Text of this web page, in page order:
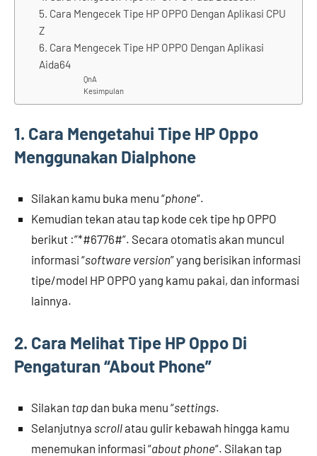
5. Cara Mengecek Tipe HP OPPO Dengan Aplikasi CPU
Z
6. Cara Mengecek Tipe HP OPPO Dengan Aplikasi
Aida64
QnA
Kesimpulan
1. Cara Mengetahui Tipe HP Oppo
Menggunakan Dialphone
Silakan kamu buka menu “phone“.
Kemudian tekan atau tap kode cek tipe hp OPPO
berikut :”*#6776#”. Secara otomatis akan muncul
informasi “software version” yang berisikan informasi
tipe/model HP OPPO yang kamu pakai, dan informasi
lainnya.
2. Cara Melihat Tipe HP Oppo Di
Pengaturan “About Phone”
Silakan tap dan buka menu “settings.
Selanjutnya scrollatau gulir kebawah hingga kamu
menemukan informasi “about phone“. Silakan tap